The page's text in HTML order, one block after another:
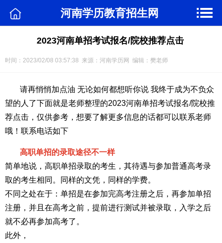
河南学历教育招生网
2023河南单招考试报名/院校推荐点击
时间：2023/02/08 03:57:38 来源：河南学历网 编辑：樊老师
请再悄悄加点油 无论如何都想听你说 我终于成为不负众
望的人了下面就是老师整理的2023河南单招考试报名/院校推
荐点击，仅供参考，想要了解更多信息的话都可以联系老师
哦！联系电话如下
高职单招的录取途径不一样
简单地说，高职单招录取的考生，其待遇与参加普通高考录
取的考生相同。同样的文凭，同样的学费。
不同之处在于：单招是在参加完高考注册之后，再参加单招
注册，并且在高考之前，提前进行测试并被录取，入学之后
就不必再参加高考了。
此外，